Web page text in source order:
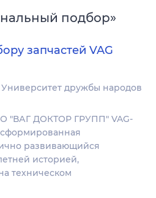
подбор»
запчастей VAG
Университет дружбы народов
"ВАГ ДОКТОР ГРУПП" VAG-
развивающийся
историей,
техническом